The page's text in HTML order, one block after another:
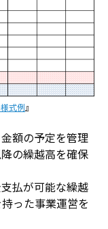
式例』
額の予定を管理
の繰越高を確保
払が可能な繰越
った事業運営を